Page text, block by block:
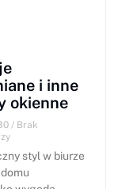
i inne
okienne
Brak
styl w biurze